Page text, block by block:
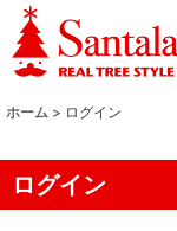
ホーム > ログイン
ログイン